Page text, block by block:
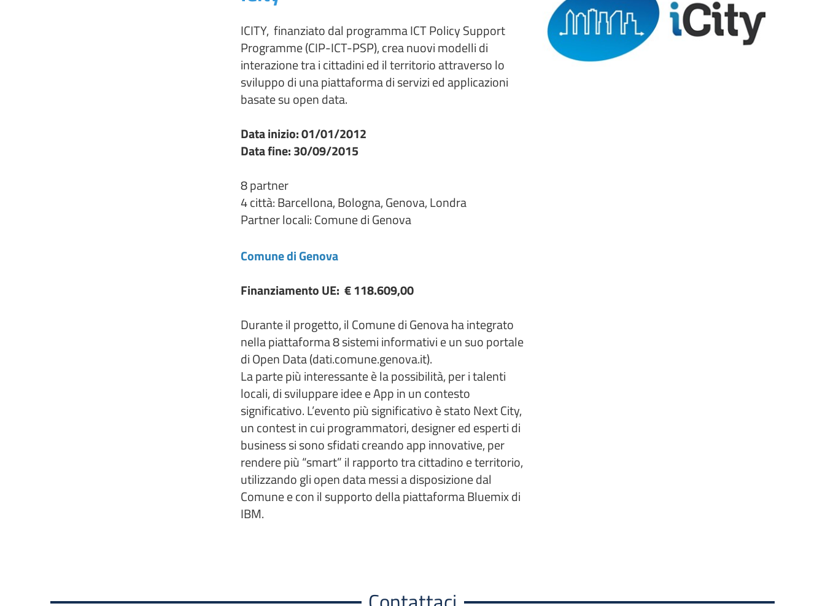
ICITY, finanziato dal programma ICT Policy Support
Programme (CIP-ICT-PSP), crea nuovi modelli di
interazione tra i cittadini ed il territorio attraverso lo
sviluppo di una piattaforma di servizi ed applicazioni
basate su open data.
Data inizio: 01/01/2012
Data fine: 30/09/2015
8 partner
4 città: Barcellona, Bologna, Genova, Londra
Partner locali: Comune di Genova
Comune di Genova
Finanziamento UE: € 118.609,00
Durante il progetto, il Comune di Genova ha integrato
nella piattaforma 8 sistemi informativi e un suo portale
di Open Data (dati.comune.genova.it).
La parte più interessante è la possibilità, per i talenti
locali, di sviluppare idee e App in un contesto
significativo. L’evento più significativo è stato Next City,
un contest in cui programmatori, designer ed esperti di
business si sono sfidati creando app innovative, per
rendere più “smart” il rapporto tra cittadino e territorio,
utilizzando gli open data messi a disposizione dal
Comune e con il supporto della piattaforma Bluemix di
IBM.